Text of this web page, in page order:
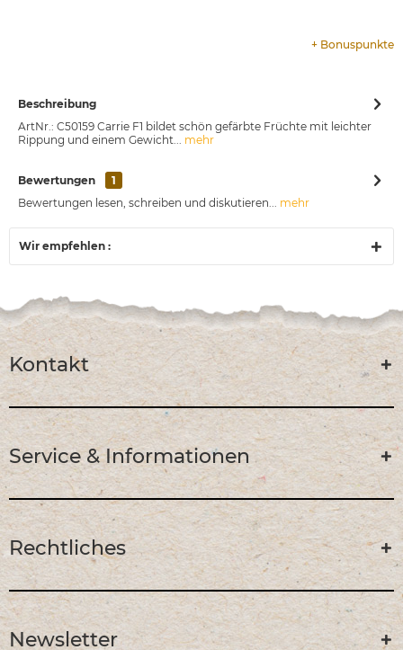
+ Bonuspunkte
Beschreibung
ArtNr.: C50159 Carrie F1 bildet schön gefärbte Früchte mit leichter
Rippung und einem Gewicht... mehr
Bewertungen
1
Bewertungen lesen, schreiben und diskutieren... mehr
Wir empfehlen :
Kontakt
Service & Informationen
Rechtliches
Newsletter